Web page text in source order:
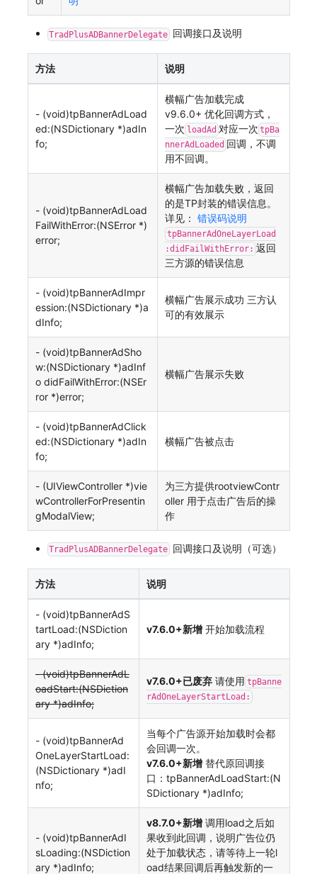
TradPlusADBannerDelegate 回调接口及说明
方法 说明
- (void)tpBannerAdLoad
ed:(NSDictionary *)adIn
fo;
横幅广告加载完成
v9.6.0+ 优化回调方式，
一次 loadAd 对应一次 tpBa
nnerAdLoaded 回调，不调
用不回调。
- (void)tpBannerAdLoad
FailWithError:(NSError *)
error;
横幅广告加载失败，返回
的是TP封装的错误信息。
详见： 错误码说明
tpBannerAdOneLayerLoad
:didFailWithError: 返回
三方源的错误信息
- (void)tpBannerAdImpr
ession:(NSDictionary *)a
dInfo;
横幅广告展示成功 三方认
可的有效展示
- (void)tpBannerAdSho
w:(NSDictionary *)adInf
o didFailWithError:(NSEr
ror *)error;
横幅广告展示失败
- (void)tpBannerAdClick
ed:(NSDictionary *)adIn
fo;
横幅广告被点击
- (UIViewController *)vie
wControllerForPresentin
gModalView;
为三方提供rootviewContr
oller 用于点击广告后的操
作
TradPlusADBannerDelegate 回调接口及说明（可选）
方法 说明
- (void)tpBannerAdS
tartLoad:(NSDiction
ary *)adInfo;
v7.6.0+新增 开始加载流程
- (void)tpBannerAdL
oadStart:(NSDiction
ary *)adInfo;
v7.6.0+已废弃 请使用 tpBanne
rAdOneLayerStartLoad:
- (void)tpBannerAd
OneLayerStartLoad:
(NSDictionary *)adI
nfo;
当每个广告源开始加载时会都
会回调一次。
v7.6.0+新增 替代原回调接
口：tpBannerAdLoadStart:(N
SDictionary *)adInfo;
- (void)tpBannerAdI
sLoading:(NSDiction
ary *)adInfo;
v8.7.0+新增 调用load之后如
果收到此回调，说明广告位仍
处于加载状态，请等待上一轮l
oad结果回调后再触发新的一